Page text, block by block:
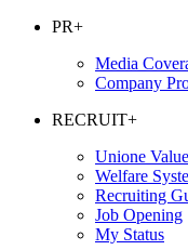
PR+
Media
Company
RECRUIT+
Unione
Welfare
Recruiting
Job Opening
My Status